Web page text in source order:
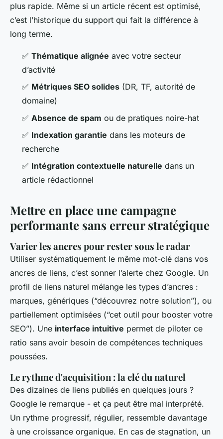
plus rapide. Même si un article récent est optimisé,
c’est l’historique du support qui fait la différence à
long terme.
✅ Thématique alignée avec votre secteur
d’activité
✅ Métriques SEO solides (DR, TF, autorité de
domaine)
✅ Absence de spam ou de pratiques noire-hat
✅ Indexation garantie dans les moteurs de
recherche
✅ Intégration contextuelle naturelle dans un
article rédactionnel
Mettre en place une campagne
performante sans erreur stratégique
Varier les ancres pour rester sous le radar
Utiliser systématiquement le même mot-clé dans vos
ancres de liens, c’est sonner l’alerte chez Google. Un
profil de liens naturel mélange les types d’ancres :
marques, génériques (“découvrez notre solution”), ou
partiellement optimisées (“cet outil pour booster votre
SEO”). Une interface intuitive permet de piloter ce
ratio sans avoir besoin de compétences techniques
poussées.
Le rythme d'acquisition : la clé du naturel
Des dizaines de liens publiés en quelques jours ?
Google le remarque - et ça peut être mal interprété.
Un rythme progressif, régulier, ressemble davantage
à une croissance organique. En cas de stagnation, un